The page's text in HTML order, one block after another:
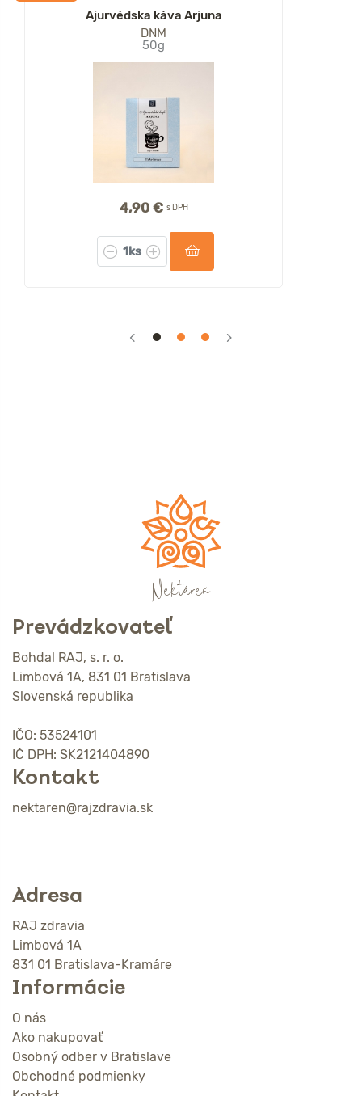
Ajurvédska káva Arjuna
DNM
50g
4,90 € s DPH
Nektáreň
Prevádzkovateľ
Bohdal RAJ, s. r. o.
Limbová 1A, 831 01 Bratislava
Slovenská republika
IČO: 53524101
IČ DPH: SK2121404890
Kontakt
nektaren@rajzdravia.sk
Adresa
RAJ zdravia
Limbová 1A
831 01 Bratislava-Kramáre
Informácie
O nás
Ako nakupovať
Osobný odber v Bratislave
Obchodné podmienky